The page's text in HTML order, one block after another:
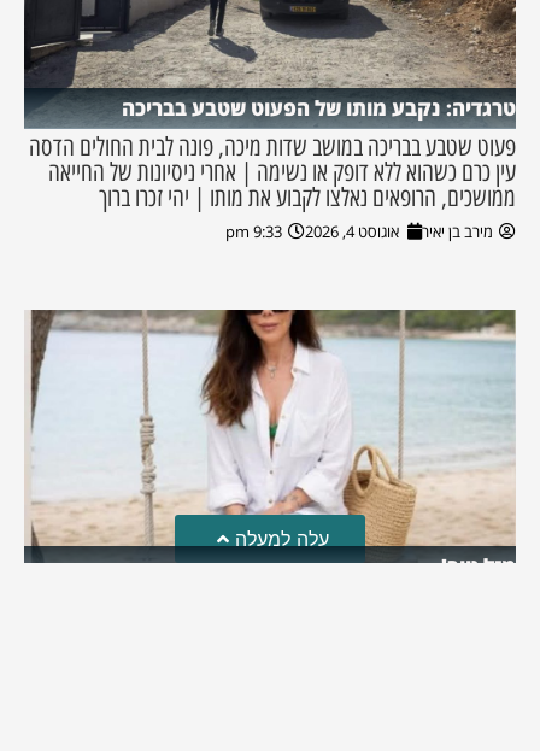
טרגדיה: נקבע מותו של הפעוט שטבע בבריכה
פעוט שטבע בבריכה במושב שדות מיכה, פונה לבית החולים הדסה
עין כרם כשהוא ללא דופק או נשימה | אחרי ניסיונות של החייאה
ממושכים, הרופאים נאלצו לקבוע את מותו | יהי זכרו ברוך
מירב בן יאיר אוגוסט 4, 2026 9:33 pm
מזל טוב!
עלה למעלה